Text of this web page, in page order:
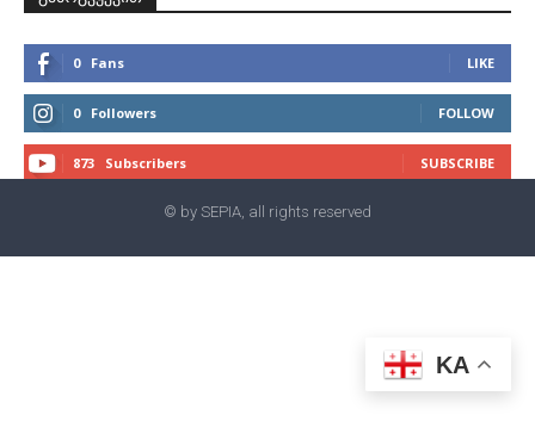
0 Fans LIKE
0 Followers FOLLOW
873 Subscribers SUBSCRIBE
© by SEPIA, all rights reserved
KA